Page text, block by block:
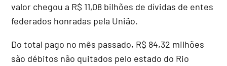
valor chegou a R$ 11,08 bilhões de dívidas de entes
federados honradas pela União.
Do total pago no mês passado, R$ 84,32 milhões
são débitos não quitados pelo estado do Rio